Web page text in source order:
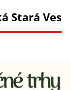
Stará Ves